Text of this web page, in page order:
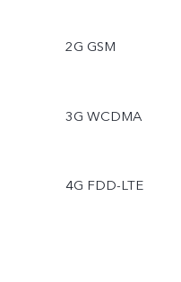
2G GSM
3G WCDMA
4G FDD-LTE